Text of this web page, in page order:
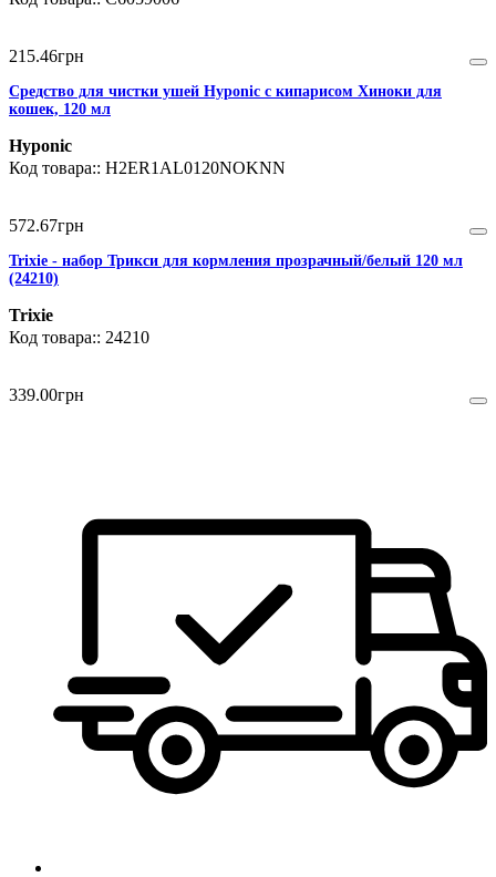
215.46грн
Средство для чистки ушей Hyponic с кипарисом Хиноки для
кошек, 120 мл
Hyponic
H2ER1AL0120NOKNN
572.67грн
Trixie - набор Трикси для кормления прозрачный/белый 120 мл
(24210)
Trixie
24210
339.00грн